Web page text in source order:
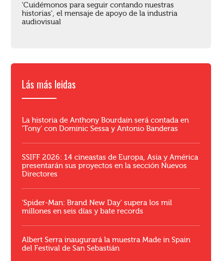
'Cuidémonos para seguir contando nuestras
historias', el mensaje de apoyo de la industria
audiovisual
Lás más leidas
La historia de Anthony Bourdain será contada en
'Tony' con Dominic Sessa y Antonio Banderas
SSIFF 2026: 14 cineastas de Europa, Asia y América
presentarán sus proyectos en la sección Nuevos
Directores
'Spider-Man: Brand New Day' supera los mil
millones en seis días y bate records
Albert Serra inaugurará la muestra Made in Spain
del Festival de San Sebastián